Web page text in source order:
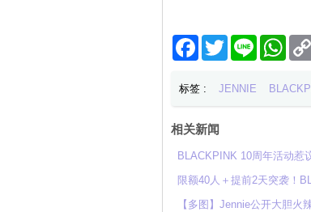
Facebook
TwitterLine
标签 : JENNIE
相关新闻
BLACKPINK 10周年活动惹
限额40人＋提前2天突袭！
【多图】Jennie公开大胆